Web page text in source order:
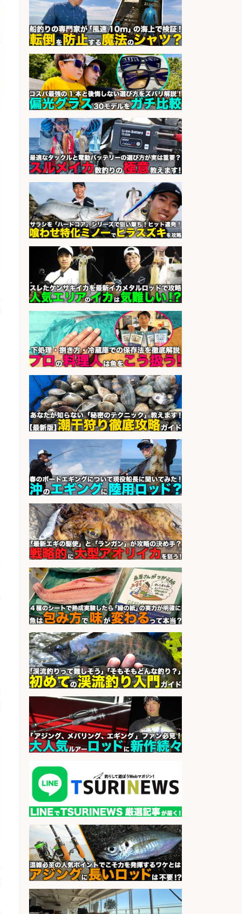
レジ打ち/日払いOK/おさかなの三枚
おろし/新潟県/小千谷市
会社名 株式会社G&G
sponsored by 求人ボックス
福岡/未経験歓迎「ルート営業」/釣
り好き歓迎/インセンティブ
sponsored by 求人ボックス
和食, 日本料理・懐石料理/店長・店
長候補/ライブ感が満載!魚の価値を
上げ、食とエンタメで地域を元気に!
店長候補募集
会社名
魚と肴 いとおかし 魚と肴 いとお
かし
sponsored by 求人ボックス
さらに求人情報を見る